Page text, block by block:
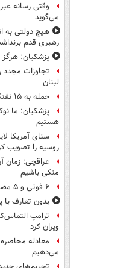
وقتی رسانه
می‌گوید
هیچ دولتی به
رهبری قدم
پزشکیان: هرگز
تجاوزات
لبنان
حمله به ۱۵ نفتکش‌ اماراتی از ابتدای جنگ
پزشکیان: ما
هستیم
سنای آمریکا
روسیه را تصویب
عراقچی: زمان
متکی باشیم
۶ فوتی و ۵ مصدوم بر اثر تصادف زنجیره‌ای
بدون تعارف با
ترامپ
ویران کرد
معادله محاصره
می‌دهیم